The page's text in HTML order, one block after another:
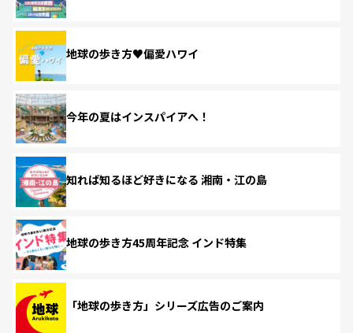
地球の歩き方♥偏愛ハワイ
今年の夏はインスパイアへ！
知れば知るほど好きになる 湘南・江の島
地球の歩き方45周年記念 インド特集
「地球の歩き方」シリーズ広告のご案内